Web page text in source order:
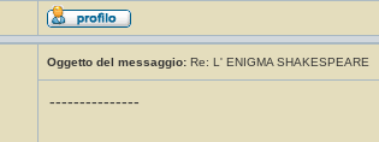
Oggetto del messaggio: Re: L' ENIGMA SHAKESPEARE
---------------